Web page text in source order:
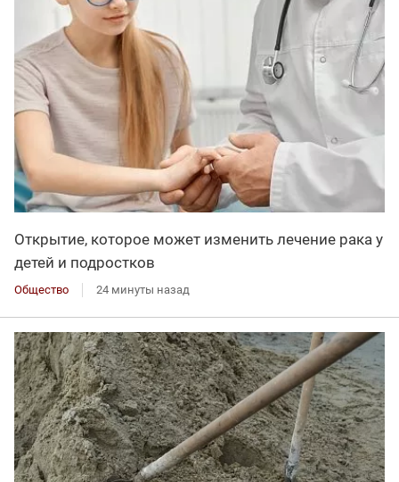
Открытие, которое может изменить лечение рака у
детей и подростков
Общество 24 минуты назад